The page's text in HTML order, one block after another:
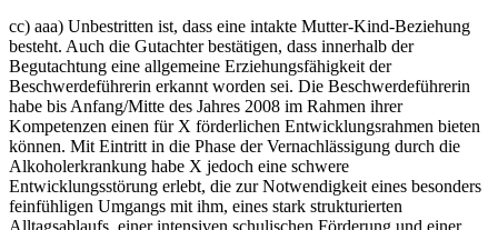
cc) aaa) Unbestritten ist, dass eine intakte Mutter-Kind-Beziehung
besteht. Auch die Gutachter bestätigen, dass innerhalb der
Begutachtung eine allgemeine Erziehungsfähigkeit der
Beschwerdeführerin erkannt worden sei. Die Beschwerdeführerin
habe bis Anfang/Mitte des Jahres 2008 im Rahmen ihrer
Kompetenzen einen für X förderlichen Entwicklungsrahmen bieten
können. Mit Eintritt in die Phase der Vernachlässigung durch die
Alkoholerkrankung habe X jedoch eine schwere
Entwicklungsstörung erlebt, die zur Notwendigkeit eines besonders
feinfühligen Umgangs mit ihm, eines stark strukturierten